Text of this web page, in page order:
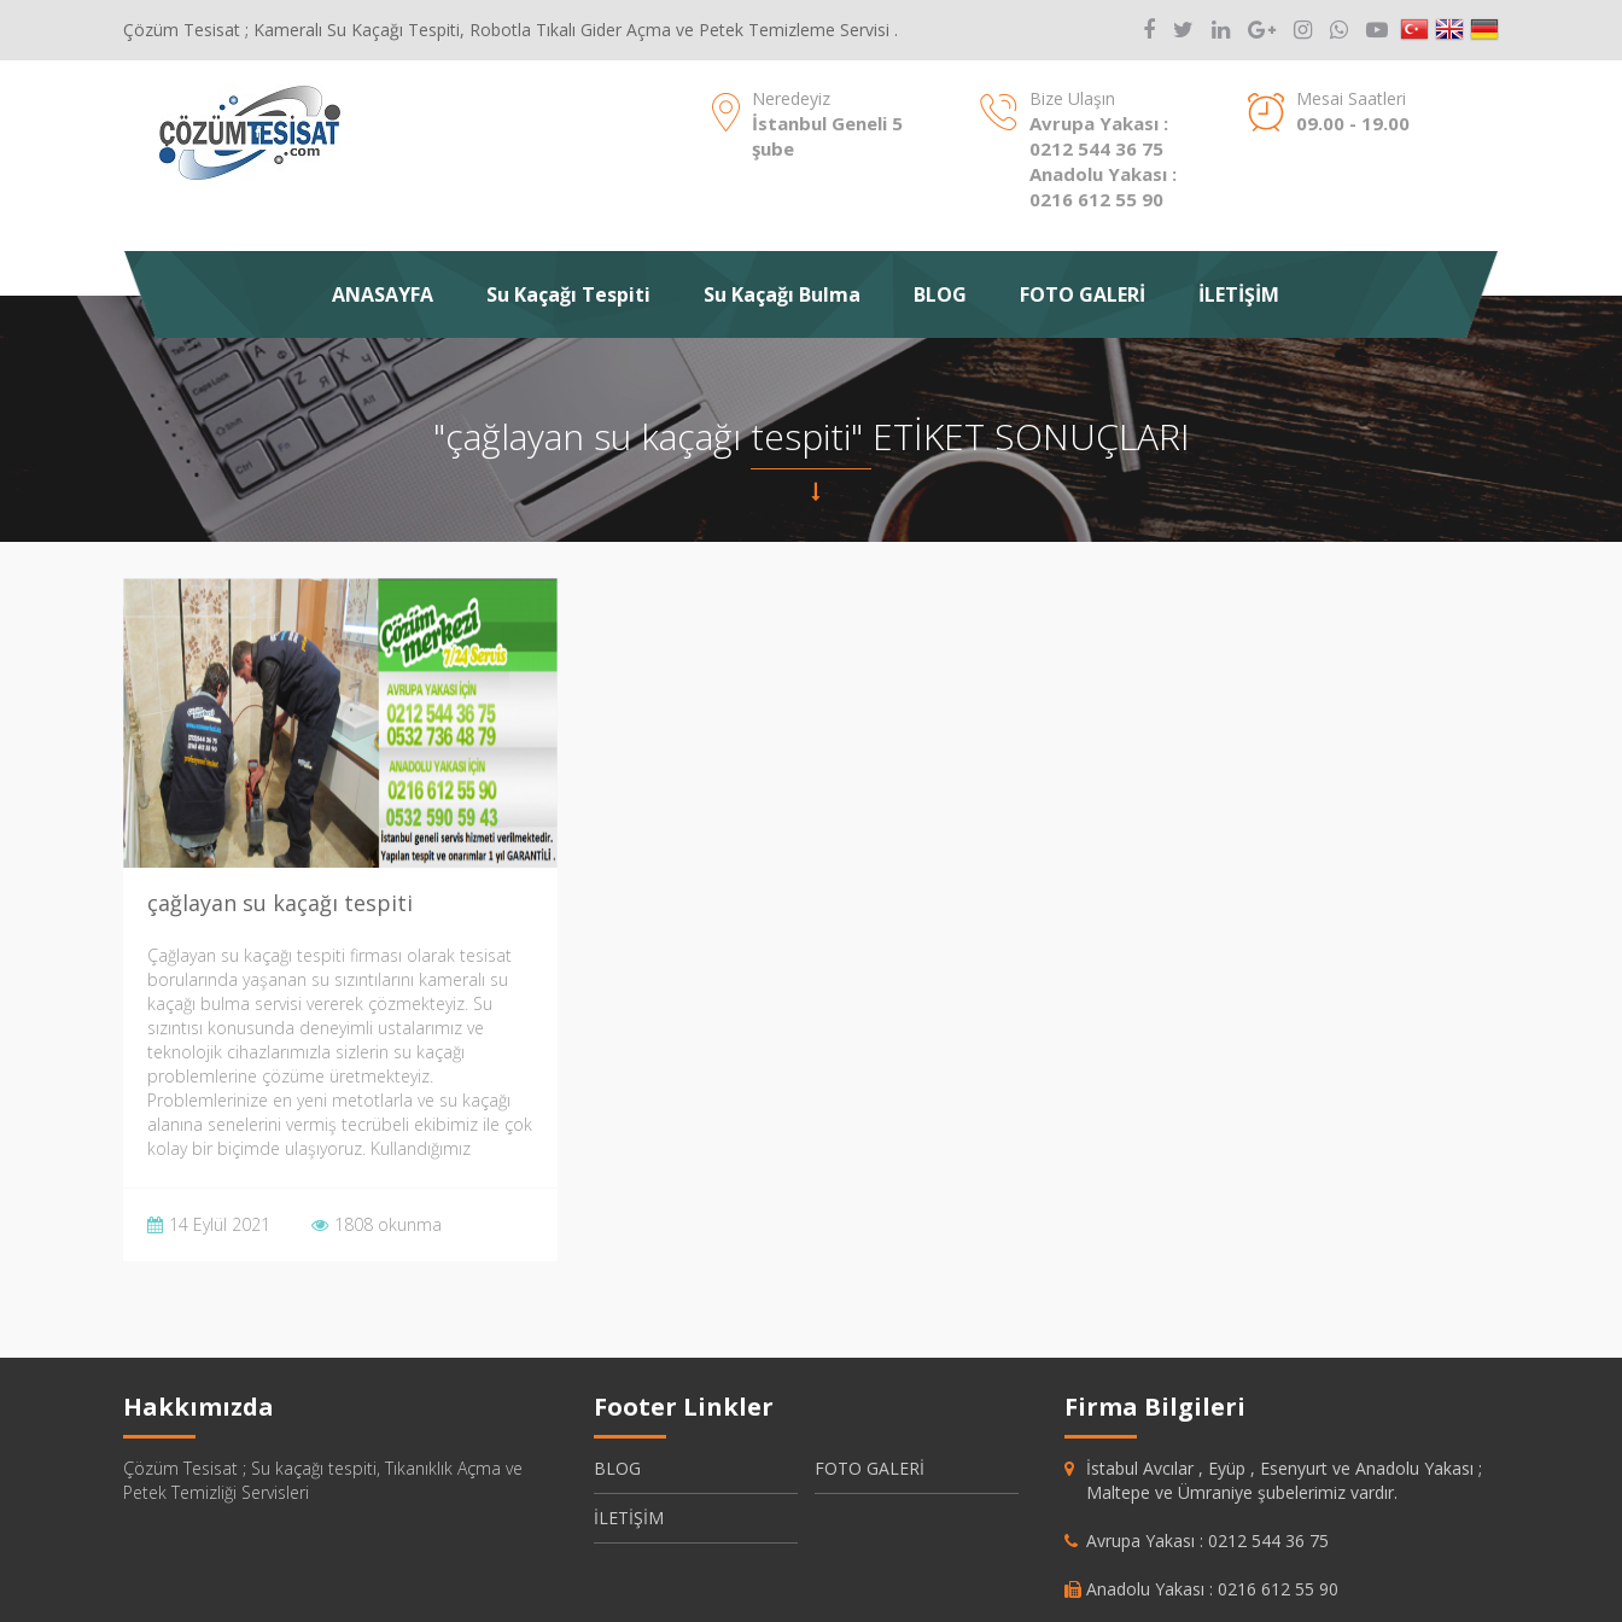
Çözüm Tesisat ; Kameralı Su Kaçağı Tespiti, Robotla Tıkalı Gider Açma ve Petek Temizleme Servisi .
Neredeyiz
İstanbul Geneli 5
şube
Bize Ulaşın
Avrupa Yakası :
0212 544 36 75
Anadolu Yakası :
0216 612 55 90
Mesai Saatleri
09.00 - 19.00
ANASAYFA Su Kaçağı Tespiti Su Kaçağı Bulma BLOG FOTO GALERİ İLETİŞİM
"çağlayan su kaçağı tespiti" ETİKET SONUÇLARI
çağlayan su kaçağı tespiti
Çağlayan su kaçağı tespiti firması olarak tesisat
borularında yaşanan su sızıntılarını kameralı su
kaçağı bulma servisi vererek çözmekteyiz. Su
sızıntısı konusunda deneyimli ustalarımız ve
teknolojik cihazlarımızla sizlerin su kaçağı
problemlerine çözüme üretmekteyiz.
Problemlerinize en yeni metotlarla ve su kaçağı
alanına senelerini vermiş tecrübeli ekibimiz ile çok
kolay bir biçimde ulaşıyoruz. Kullandığımız
14 Eylül 2021 1808 okunma
Hakkımızda
Çözüm Tesisat ; Su kaçağı tespiti, Tıkanıklık Açma ve
Petek Temizliği Servisleri
Footer Linkler
BLOG FOTO GALERİ
İLETİŞİM
Firma Bilgileri
İstabul Avcılar , Eyüp , Esenyurt ve Anadolu Yakası ;
Maltepe ve Ümraniye şubelerimiz vardır.
Avrupa Yakası : 0212 544 36 75
Anadolu Yakası : 0216 612 55 90